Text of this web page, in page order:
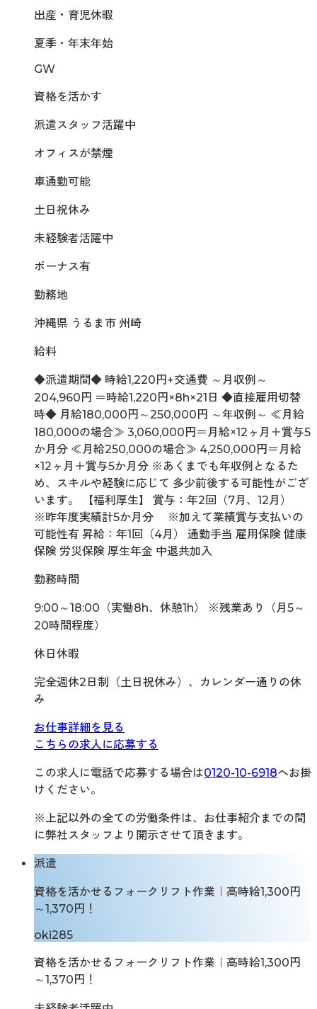
出産・育児休暇
夏季・年末年始
GW
資格を活かす
派遣スタッフ活躍中
オフィスが禁煙
車通勤可能
土日祝休み
未経験者活躍中
ボーナス有
勤務地
沖縄県 うるま市 州崎
給料
◆派遣期間◆ 時給1,220円+交通費 ～月収例～
204,960円 ＝時給1,220円×8h×21日 ◆直接雇用切替
時◆ 月給180,000円～250,000円 ～年収例～ ≪月給
180,000の場合≫ 3,060,000円＝月給×12ヶ月＋賞与5
か月分 ≪月給250,000の場合≫ 4,250,000円＝月給
×12ヶ月＋賞与5か月分 ※あくまでも年収例となるた
め、スキルや経験に応じて 多少前後する可能性がござ
います。 【福利厚生】 賞与：年2回（7月、12月）
※昨年度実績計5か月分 ※加えて業績賞与支払いの
可能性有 昇給：年1回（4月） 通勤手当 雇用保険 健康
保険 労災保険 厚生年金 中退共加入
勤務時間
9:00～18:00（実働8h、休憩1h） ※残業あり（月5～
20時間程度）
休日休暇
完全週休2日制（土日祝休み）、カレンダー通りの休
み
お仕事詳細を見る
こちらの求人に応募する
この求人に電話で応募する場合は0120-10-6918へお掛
けください。
※上記以外の全ての労働条件は、お仕事紹介までの間
に弊社スタッフより開示させて頂きます。
派遣
資格を活かせるフォークリフト作業｜高時給1,300円
～1,370円！
oki285
資格を活かせるフォークリフト作業｜高時給1,300円
～1,370円！